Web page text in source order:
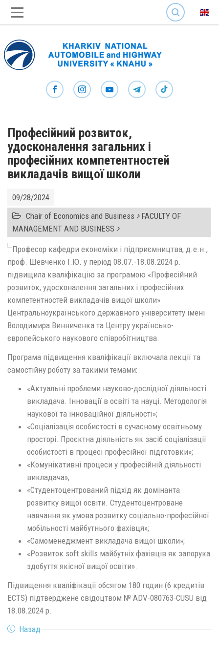
SEARCH
Професійний розвиток,
удосконалення загальних і
професійних компетентностей
викладачів вищої школи
09/28/2024
Chair of Economics and Business FACULTY OF
MANAGEMENT AND BUSINESS
Професор кафедри економіки і підприємництва, д.е.н.,
проф. Шевченко І.Ю. у період 08.07.-18.08.2024 р.
підвищила кваліфікацію за програмою «Професійний
розвиток, удосконалення загальних і професійних
компетентностей викладачів вищої школи»
Центральноукраїнського державного університету імені
Володимира Винниченка та Центру українсько-
європейського наукового співробітництва.
Програма підвищення кваліфікації включала лекції та
самостійну роботу за такими темами:
«Актуальні проблеми науково-дослідної діяльності
викладача. Інновації в освіті та науці. Методологія
наукової та інноваційної діяльності»;
«Соціалізація особистості в сучасному освітньому
просторі. Проєктна діяльність як засіб соціалізації
особистості в процесі професійної підготовки»;
«Комунікативні процеси у професійній діяльності
викладача»;
«Студентоцентрований підхід як домінанта
розвитку вищої освіти. Студентоцентроване
навчання як умова розвитку соціально-професійної
мобільності майбутнього фахівця»;
«Самоменеджмент викладача вищої школи»;
«Розвиток soft skills майбутніх фахівців як запорука
здобуття якісної вищої освіти».
Підвищення кваліфікації обсягом 180 годин (6 кредитів
ECTS) підтверджене свідоцтвом № ADV-080763-CUSU від
18.08.2024 р.
Назад